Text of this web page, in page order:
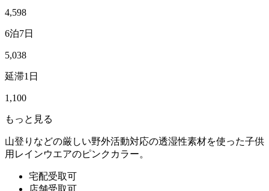
4,598
6泊7日
5,038
延滞1日
1,100
もっと見る
山登りなどの厳しい野外活動対応の透湿性素材を使った子供
用レインウエアのピンクカラー。
宅配受取可
店舗受取可